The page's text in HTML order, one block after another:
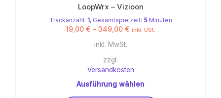
LoopWrx – Vizioon
Trackanzahl: 1, Gesamtspielzeit: 5Minuten
19,00 € – 349,00 € inkl. USt.
inkl. MwSt.
zzgl.
Versandkosten
Ausführung wählen